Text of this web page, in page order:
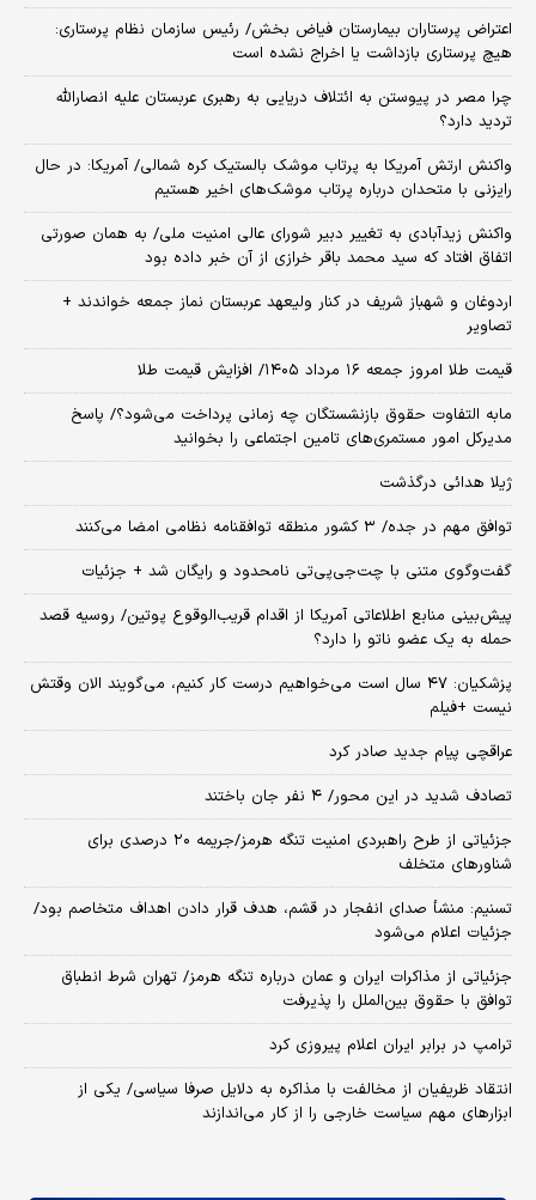
اعتراض پرستاران بیمارستان فیاض بخش/ رئیس سازمان نظام پرستاری:
هیچ پرستاری بازداشت یا اخراج نشده است
چرا مصر در پیوستن به ائتلاف دریایی به رهبری عربستان علیه انصارالله
تردید دارد؟
واکنش ارتش آمریکا به پرتاب موشک بالستیک کره شمالی/ آمریکا: در حال
رایزنی با متحدان درباره پرتاب موشک‌های اخیر هستیم
واکنش زیدآبادی به تغییر دبیر شورای عالی امنیت ملی/ به همان صورتی
اتفاق افتاد که سید محمد باقر خرازی از آن خبر داده بود
اردوغان و شهباز شریف در کنار ولیعهد عربستان نماز جمعه خواندند +
تصاویر
قیمت طلا امروز جمعه ۱۶ مرداد ۱۴۰۵/ افزایش قیمت طلا
مابه التفاوت حقوق بازنشستگان چه زمانی پرداخت می‌شود؟/ پاسخ
مدیرکل امور مستمری‌های تامین اجتماعی را بخوانید
ژیلا هدائی درگذشت
توافق مهم در جده/ ۳ کشور منطقه توافقنامه نظامی امضا می‌کنند
گفت‌وگوی متنی با چت‌جی‌پی‌تی نامحدود و رایگان شد + جزئیات
پیش‌بینی منابع اطلاعاتی آمریکا از اقدام قریب‌الوقوع پوتین/ روسیه قصد
حمله به یک عضو ناتو را دارد؟
پزشکیان: ۴۷ سال است می‌خواهیم درست کار کنیم، می‌گویند الان وقتش
نیست +فیلم
عراقچی پیام جدید صادر کرد
تصادف شدید در این محور/ ۴ نفر جان باختند
جزئیاتی از طرح راهبردی امنیت تنگه هرمز/جریمه ۲۰ درصدی برای
شناورهای متخلف
تسنیم: منشأ صدای انفجار در قشم، هدف قرار دادن اهداف متخاصم بود/
جزئیات اعلام می‌شود
جزئیاتی از مذاکرات ایران و عمان درباره تنگه هرمز/ تهران شرط انطباق
توافق با حقوق بین‌الملل را پذیرفت
ترامپ در برابر ایران اعلام پیروزی کرد
انتقاد ظریفیان از مخالفت با مذاکره به دلایل صرفا سیاسی/ یکی از
ابزارهای مهم سیاست خارجی را از کار می‌اندازند